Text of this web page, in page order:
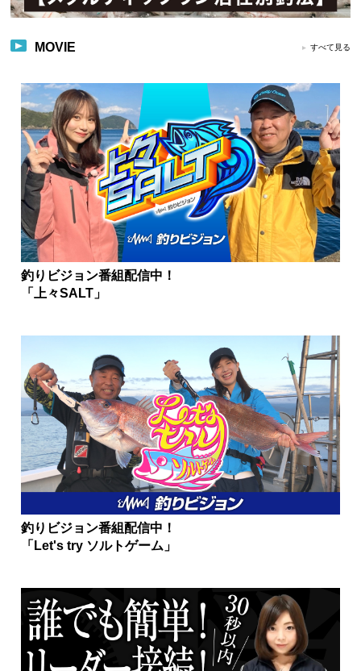
MOVIE すべて見る
釣りビジョン番組配信中！
「上々SALT」
釣りビジョン番組配信中！
「Let's try ソルトゲーム」